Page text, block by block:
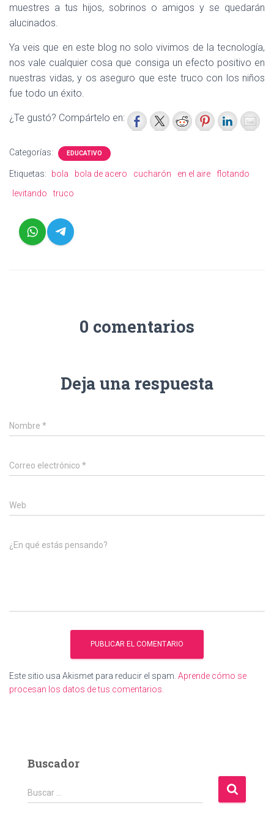
muestres a tus hijos, sobrinos o amigos y se quedarán
alucinados.
Ya veis que en este blog no solo vivimos de la tecnología,
nos vale cualquier cosa que consiga un efecto positivo en
nuestras vidas, y os aseguro que este truco con los niños
fue todo un éxito.
¿Te gustó? Compártelo en:
Categorías: EDUCATIVO
Etiquetas: bola bola de acero cucharón en el aire
flotando
levitando
truco
0 comentarios
Deja una respuesta
Nombre *
Correo electrónico *
Web
¿En qué estás pensando?
Este sitio usa Akismet para reducir el spam. Aprende cómo se
procesan los datos de tus comentarios.
Buscador
B
u
Buscar …